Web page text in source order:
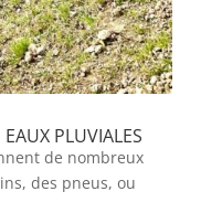
PLUVIALES
de nombreux
des pneus, ou